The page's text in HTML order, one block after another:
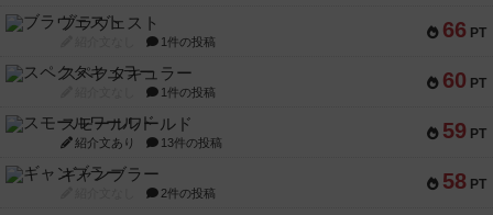
66 PT
ブラヴェスト
1件の投稿
60 PT
スペクタキュラー
1件の投稿
59 PT
スモールワールド
紹介文あり 13件の投稿
58 PT
ギャンブラー
2件の投稿